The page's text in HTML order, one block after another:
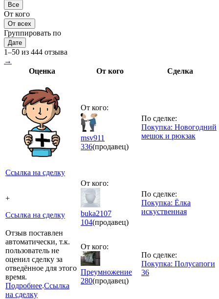
Все
От кого
От всех
Группировать по
Дате
1–50 из 444 отзыва
→
Оценка
От кого Сделка
Ссылка на сделку
От кого:
msv911
336(продавец)
По сделке:
Покупка: Новогодний
мешок и рюкзак
+
Ссылка на сделку
От кого:
buka2107
104(продавец)
По сделке:
Покупка: Ёлка
искуственная
Отзыв поставлен
автоматически, т.к.
пользователь не
оценил сделку за
отведённое для этого
время.
Подробнее.Ссылка
на сделку
От кого:
Преумножение
280(продавец)
По сделке:
Покупка: Полусапоги
36